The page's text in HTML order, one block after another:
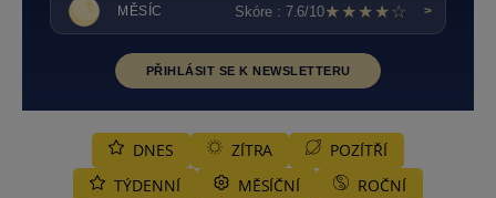
MĚSÍC Skóre : 7.6/10★★★★☆ >
PŘIHLÁSIT SE K NEWSLETTERU
DNES ZÍTRA
POZÍTŘÍ
TÝDENNÍ
MĚSÍČNÍ
ROČNÍ